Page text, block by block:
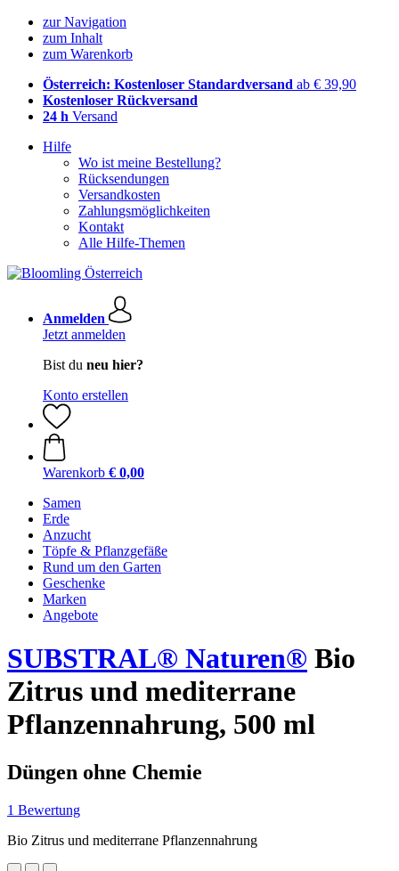
zur Navigation
zum Inhalt
zum Warenkorb
Österreich: Kostenloser Standardversand ab € 39,90
Kostenloser Rückversand
24 h Versand
Hilfe
Wo ist meine Bestellung?
Rücksendungen
Versandkosten
Zahlungsmöglichkeiten
Kontakt
Alle Hilfe-Themen
Anmelden
Jetzt anmelden
Bist du neu hier?
Konto erstellen
Warenkorb € 0,00
Samen
Erde
Anzucht
Töpfe & Pflanzgefäße
Rund um den Garten
Geschenke
Marken
Angebote
SUBSTRAL® Naturen® Bio
Zitrus und mediterrane
Pflanzennahrung, 500 ml
Düngen ohne Chemie
1 Bewertung
Bio Zitrus und mediterrane Pflanzennahrung